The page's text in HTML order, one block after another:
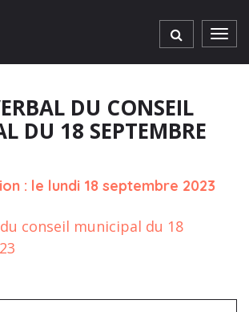
DU CONSEIL
DU 18 SEPTEMBRE
: le lundi 18 septembre 2023
conseil municipal du 18